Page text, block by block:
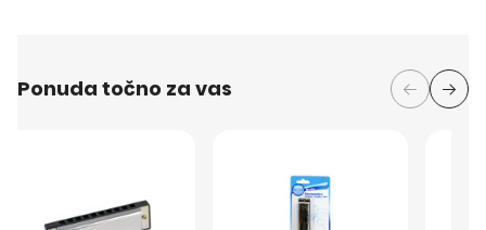
Ponuda točno za vas